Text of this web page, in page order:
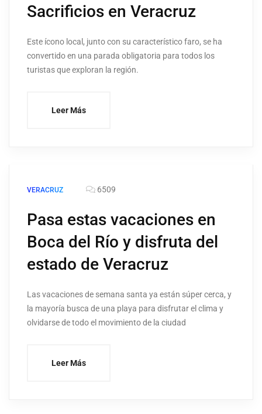
Sacrificios en Veracruz
Este ícono local, junto con su característico faro, se ha
convertido en una parada obligatoria para todos los
turistas que exploran la región.
Leer Más
VERACRUZ 6509
Pasa estas vacaciones en
Boca del Río y disfruta del
estado de Veracruz
Las vacaciones de semana santa ya están súper cerca, y
la mayoría busca de una playa para disfrutar el clima y
olvidarse de todo el movimiento de la ciudad
Leer Más